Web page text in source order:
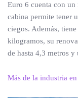
Euro 6 cuenta con un
cabina permite tener
ciegos. Además,
kilogramos, su
de hasta 4,3 metros
Más de la industria